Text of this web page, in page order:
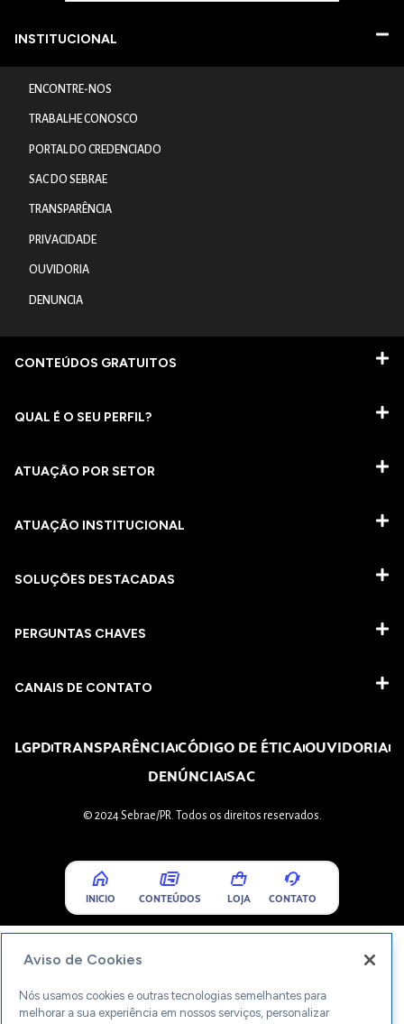
INSTITUCIONAL
ENCONTRE-NOS
TRABALHE CONOSCO
PORTAL DO CREDENCIADO
SAC DO SEBRAE
TRANSPARÊNCIA
PRIVACIDADE
OUVIDORIA
DENUNCIA
CONTEÚDOS GRATUITOS
QUAL É O SEU PERFIL?
ATUAÇÃO POR SETOR
ATUAÇÃO INSTITUCIONAL
SOLUÇÕES DESTACADAS
PERGUNTAS CHAVES​
CANAIS DE CONTATO
LGPDTRANSPARÊNCIACÓDIGO DE ÉTICAOUVIDORIA
DENÚNCIASAC
© 2024 Sebrae/PR. Todos os direitos reservados.
INICIO CONTEÚDOS LOJA CONTATO
Aviso de Cookies
Nós usamos cookies e outras tecnologias semelhantes para
melhorar a sua experiência em nossos serviços, personalizar